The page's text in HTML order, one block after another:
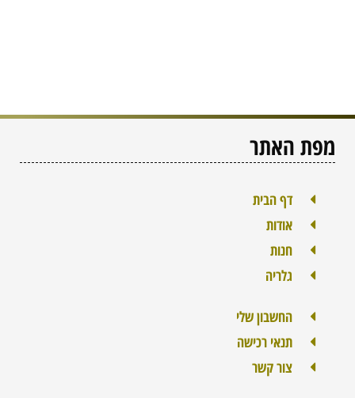
מפת האתר
דף הבית
אודות
חנות
גלריה
החשבון שלי
תנאי רכישה
צור קשר